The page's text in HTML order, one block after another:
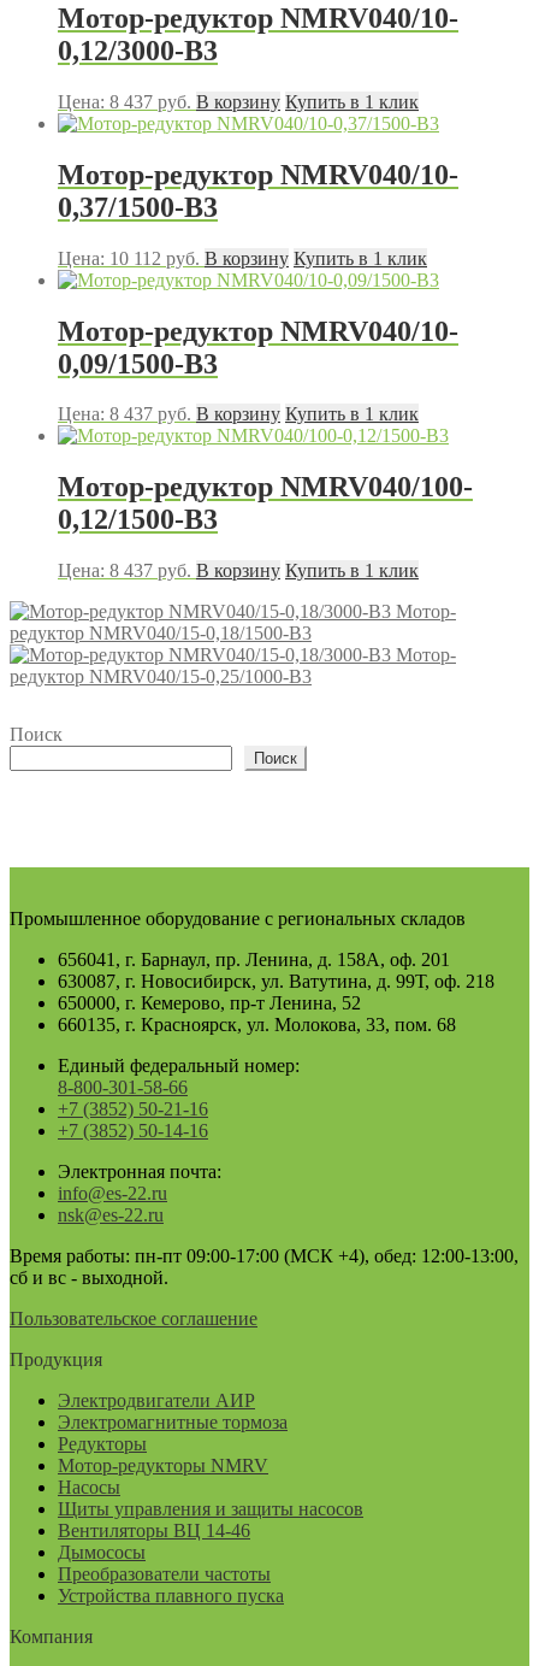
Мотор-редуктор NMRV040/10-
0,12/3000-B3
Цена: 8 437 руб. В корзину Купить в 1 клик
Мотор-редуктор NMRV040/10-
0,37/1500-B3
Цена: 10 112 руб. В корзину Купить в 1 клик
Мотор-редуктор NMRV040/10-
0,09/1500-B3
Цена: 8 437 руб. В корзину Купить в 1 клик
Мотор-редуктор NMRV040/100-
0,12/1500-B3
Цена: 8 437 руб. В корзину Купить в 1 клик
Мотор-
редуктор NMRV040/15-0,18/1500-В3
Мотор-
редуктор NMRV040/15-0,25/1000-В3
Поиск
Поиск
Промышленное оборудование с региональных складов
656041, г. Барнаул, пр. Ленина, д. 158А, оф. 201
630087, г. Новосибирск, ул. Ватутина, д. 99Т, оф. 218
650000, г. Кемерово, пр-т Ленина, 52
660135, г. Красноярск, ул. Молокова, 33, пом. 68
Единый федеральный номер:
8-800-301-58-66
+7 (3852) 50-21-16
+7 (3852) 50-14-16
Электронная почта:
info@es-22.ru
nsk@es-22.ru
Время работы: пн-пт 09:00-17:00 (МСК +4), обед: 12:00-13:00,
сб и вс - выходной.
Пользовательское соглашение
Продукция
Электродвигатели АИР
Электромагнитные тормоза
Редукторы
Мотор-редукторы NMRV
Насосы
Щиты управления и защиты насосов
Вентиляторы ВЦ 14-46
Дымососы
Преобразователи частоты
Устройства плавного пуска
Компания